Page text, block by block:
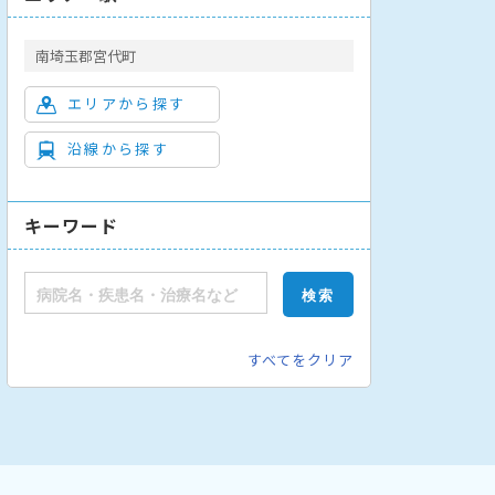
南埼玉郡宮代町
エリアから探す
沿線から探す
キーワード
すべてをクリア